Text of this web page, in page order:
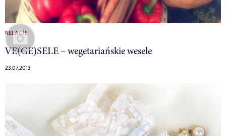
RELACJE
VE(GE)SELE – wegetariańskie wesele
23.07.2013